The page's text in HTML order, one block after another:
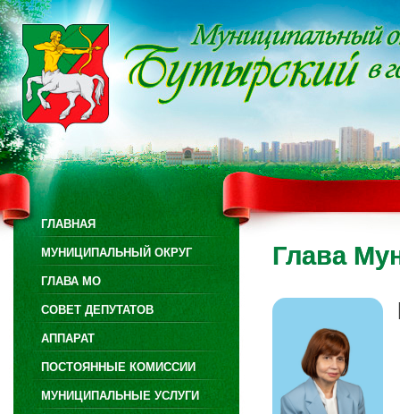
ГЛАВНАЯ
МУНИЦИПАЛЬНЫЙ ОКРУГ
ГЛАВА МО
СОВЕТ ДЕПУТАТОВ
АППАРАТ
ПОСТОЯННЫЕ КОМИССИИ
МУНИЦИПАЛЬНЫЕ УСЛУГИ
Глава